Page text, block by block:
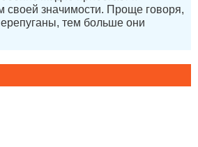
своей значимости. Проще говоря,
тем больше они